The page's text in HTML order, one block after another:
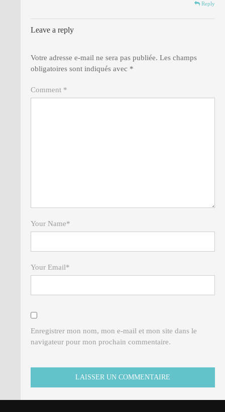
Reply
Leave a reply
Votre adresse e-mail ne sera pas publiée. Les champs
obligatoires sont indiqués avec *
Comment *
Your Name*
Your Email*
Enregistrer mon nom, mon e-mail et mon site dans le
navigateur pour mon prochain commentaire.